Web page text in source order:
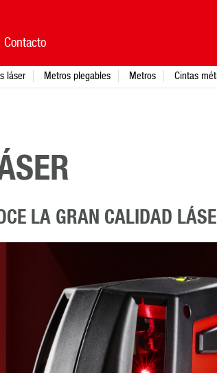
LA GRAN CALIDAD
Contacto
láser Metros plegables Metros Cintas